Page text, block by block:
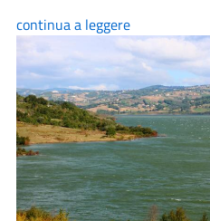
continua a leggere